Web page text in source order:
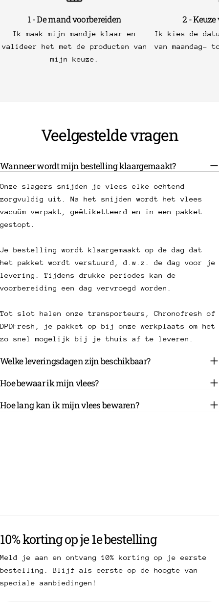
1 - De mand voorbereiden
Ik maak mijn mandje klaar en
valideer het met de producten van
mijn keuze.
2 -
Ik kies de
van maandag-
Veelgestelde vragen
Wanneer wordt mijn bestelling klaargemaakt?
Onze slagers snijden je vlees elke ochtend
zorgvuldig uit. Na het snijden wordt het vlees
vacuüm verpakt, geëtiketteerd en in een pakket
gestopt.
Je bestelling wordt klaargemaakt op de dag dat
het pakket wordt verstuurd, d.w.z. de dag voor je
levering. Tijdens drukke periodes kan de
voorbereiding een dag vervroegd worden.
Tot slot halen onze transporteurs, Chronofresh of
DPDFresh, je pakket op bij onze werkplaats om het
zo snel mogelijk bij je thuis af te leveren.
Welke leveringsdagen zijn beschikbaar?
Hoe bewaar ik mijn vlees?
Hoe lang kan ik mijn vlees bewaren?
10% korting op je 1e bestelling
Meld je aan en ontvang 10% korting op je eerste
bestelling. Blijf als eerste op de hoogte van
speciale aanbiedingen!